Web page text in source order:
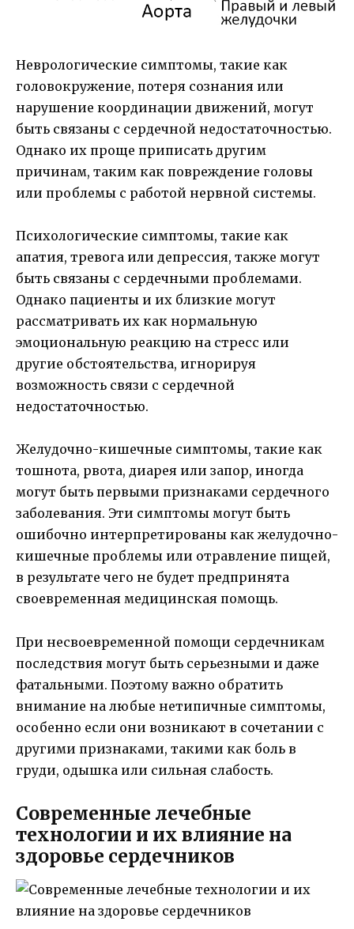
Неврологические симптомы, такие как
головокружение, потеря сознания или
нарушение координации движений, могут
быть связаны с сердечной недостаточностью.
Однако их проще приписать другим
причинам, таким как повреждение головы
или проблемы с работой нервной системы.
Психологические симптомы, такие как
апатия, тревога или депрессия, также могут
быть связаны с сердечными проблемами.
Однако пациенты и их близкие могут
рассматривать их как нормальную
эмоциональную реакцию на стресс или
другие обстоятельства, игнорируя
возможность связи с сердечной
недостаточностью.
Желудочно-кишечные симптомы, такие как
тошнота, рвота, диарея или запор, иногда
могут быть первыми признаками сердечного
заболевания. Эти симптомы могут быть
ошибочно интерпретированы как желудочно-
кишечные проблемы или отравление пищей,
в результате чего не будет предпринята
своевременная медицинская помощь.
При несвоевременной помощи сердечникам
последствия могут быть серьезными и даже
фатальными. Поэтому важно обратить
внимание на любые нетипичные симптомы,
особенно если они возникают в сочетании с
другими признаками, такими как боль в
груди, одышка или сильная слабость.
Современные лечебные
технологии и их влияние на
здоровье сердечников